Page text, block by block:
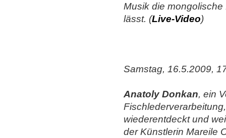
Musik die
lässt. (Live-Video)
Samstag, 16.5.2009,
Anatoly Donkan, ein
wiederentdeckt und
der Künstlerin Mareile